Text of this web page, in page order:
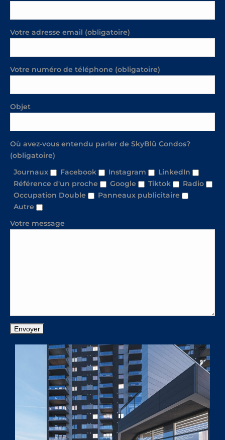
Votre adresse email (obligatoire)
Votre numéro de téléphone (obligatoire)
Objet
Où avez-vous entendu parler de SkyBlü Condos?
(obligatoire)
Journaux
Facebook Instagram
LinkedIn
Référence d'un proche
Google Tiktok
Radio
Occupation Double
Panneaux publicitaire
Autre
Votre message